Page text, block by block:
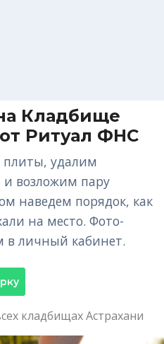
Кладбище
Ритуал ФНС
удалим
и возложим пару
наведем порядок, как
на место. Фото-
в личный кабинет.
кладбищах Астрахани